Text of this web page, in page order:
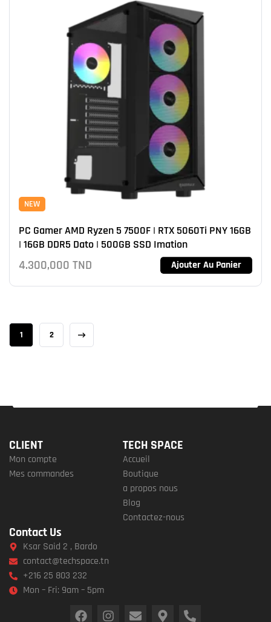
NEW
PC Gamer AMD Ryzen 5 7500F | RTX 5060Ti PNY 16GB
| 16GB DDR5 Dato | 500GB SSD Imation
4.300,000 TND Ajouter Au Panier
1 2
CLIENT
Mon compte
Mes commandes
TECH SPACE
Accueil
Boutique
a propos nous
Blog
Contactez-nous
Contact Us
Ksar Said 2 , Bardo
contact@techspace.tn
+216 25 803 232
Mon – Fri: 9am – 5pm